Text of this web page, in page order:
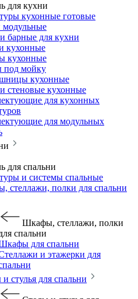
для кухни
кухонные готовые
модульные
барные для кухни
кухонные
кухонные
под мойку
кухонные
стеновые кухонные
для кухонных
для модульных
для спальни
и системы спальные
стеллажи, полки для спальни
Шкафы, стеллажи, полки
спальни
для спальни
и этажерки для
стулья для спальни